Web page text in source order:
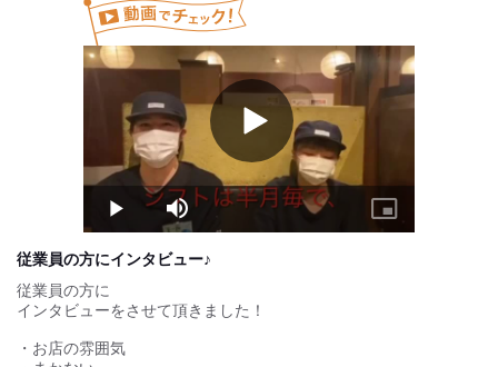
※昇給制度（4か月に1度）
能力に応じて時給がアップ！
Play
Play Mute
Picture-
in-
従業員の方にインタビュー♪
従業員の方に
インタビューをさせて頂きました！
・お店の雰囲気